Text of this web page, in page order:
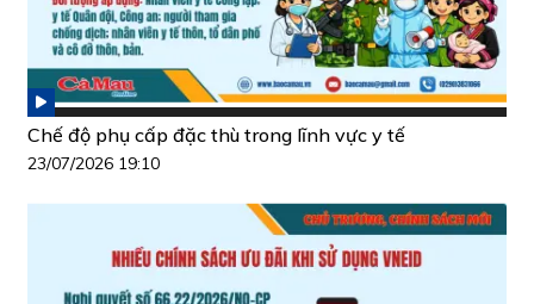
Chế độ phụ cấp đặc thù trong lĩnh vực y tế
23/07/2026 19:10